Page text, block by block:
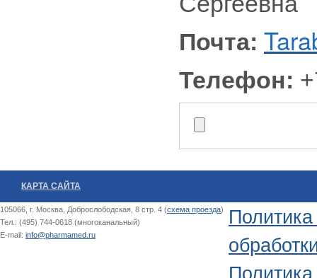
Почта:
Телефон:
КАРТА САЙТА
105066, г. Москва, Доброслободская, 8 стр. 4 (схема проезда)
Тел.: (495) 744-0618 (многоканальный)
E-mail: info@pharmamed.ru